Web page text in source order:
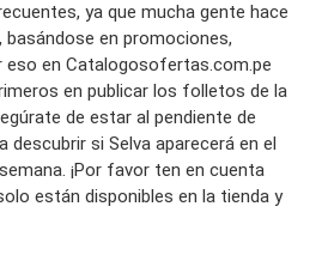
ya que mucha gente hace
en promociones,
eso en Catalogosofertas.com.pe
en publicar los folletos de la
de estar al pendiente de
descubrir si Selva aparecerá en el
¡Por favor ten en cuenta
están disponibles en la tienda y